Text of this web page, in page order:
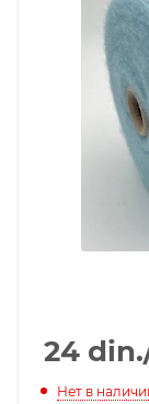
24 din.
Нет в